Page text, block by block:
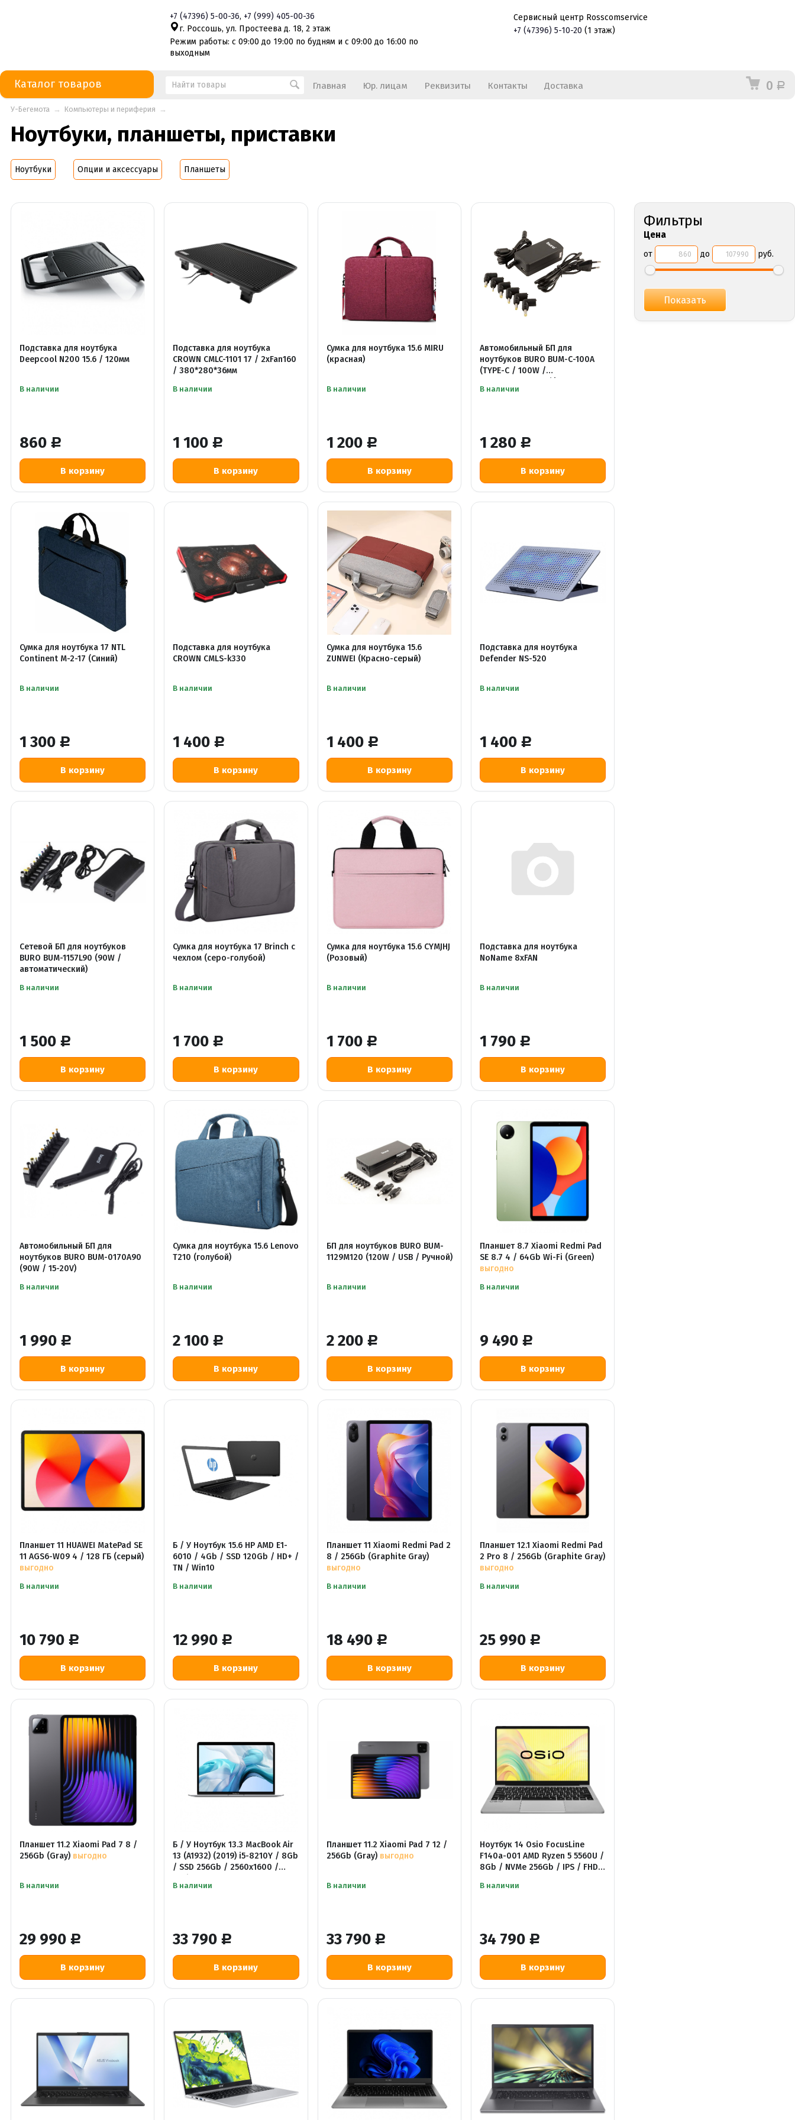
+7 (47396) 5-00-36, +7 (999) 405-00-36
г. Россошь, ул. Простеева д. 18, 2 этаж
Режим работы: с 09:00 до 19:00 по будням и с 09:00 до 16:00 по
выходным
Сервисный центр Rosscomservice
+7(47396) 5-10-20 (1 этаж)
0 Р
Каталог товаров Главная Юр. лицам Реквизиты Контакты Доставка
У-Бегемота → Компьютеры и периферия →
Ноутбуки, планшеты, приставки
Ноутбуки Опции и аксессуары Планшеты
Фильтры
Цена
от до руб.
860 Р
Подставка для ноутбука
Deepcool N200 15.6 / 120мм
В наличии
1 100 Р
Подставка для ноутбука
CROWN CMLC-1101 17 / 2xFan160
/ 380*280*36мм
В наличии
1 200 Р
Сумка для ноутбука 15.6 MIRU
(красная)
В наличии
1 280 Р
Автомобильный БП для
ноутбуков BURO BUM-С-100A
(TYPE-C / 100W /
В наличии
1 300 Р
Сумка для ноутбука 17 NTL
Continent M-2-17 (Синий)
В наличии
1 400 Р
Подставка для ноутбука
CROWN CMLS-k330
В наличии
1 400 Р
Сумка для ноутбука 15.6
ZUNWEI (Красно-серый)
В наличии
1 400 Р
Подставка для ноутбука
Defender NS-520
В наличии
1 500 Р
Сетевой БП для ноутбуков
BURO BUM-1157L90 (90W /
автоматический)
В наличии
1 700 Р
Сумка для ноутбука 17 Brinch с
чехлом (серо-голубой)
В наличии
1 700 Р
Сумка для ноутбука 15.6 CYMJHJ
(Розовый)
В наличии
1 790 Р
Подставка для ноутбука
NoName 8xFAN
В наличии
1 990 Р
Автомобильный БП для
ноутбуков BURO BUM-0170A90
(90W / 15-20V)
В наличии
2 100 Р
Сумка для ноутбука 15.6 Lenovo
T210 (голубой)
В наличии
2 200 Р
БП для ноутбуков BURO BUM-
1129М120 (120W / USB / Ручной)
В наличии
9 490 Р
Планшет 8.7 Xiaomi Redmi Pad
SE 8.7 4 / 64Gb Wi-Fi (Green)
выгодно
В наличии
10 790 Р
Планшет 11 HUAWEI MatePad SE
11 AGS6-W09 4 / 128 ГБ (серый)
выгодно
В наличии
12 990 Р
Б / У Ноутбук 15.6 HP AMD E1-
6010 / 4Gb / SSD 120Gb / HD+ /
TN / Win10
В наличии
18 490 Р
Планшет 11 Xiaomi Redmi Pad 2
8 / 256Gb (Graphite Gray)
выгодно
В наличии
25 990 Р
Планшет 12.1 Xiaomi Redmi Pad
2 Pro 8 / 256Gb (Graphite Gray)
выгодно
В наличии
29 990 Р
Планшет 11.2 Xiaomi Pad 7 8 /
256Gb (Gray) выгодно
В наличии
33 790 Р
Б / У Ноутбук 13.3 MacBook Air
13 (A1932) (2019) i5-8210Y / 8Gb
/ SSD 256Gb / 2560x1600 /
В наличии
33 790 Р
Планшет 11.2 Xiaomi Pad 7 12 /
256Gb (Gray) выгодно
В наличии
34 790 Р
Ноутбук 14 Osio FocusLine
F140a-001 AMD Ryzen 5 5560U /
8Gb / NVMe 256Gb / IPS / FHD /
В наличии